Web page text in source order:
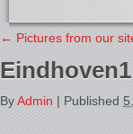
← Pictures from our
Eindhoven1
ByAdmin | Published